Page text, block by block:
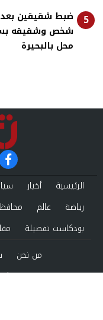
5
ضبط شقيقين بعد
شخص وشقيقه
محل بالبحيرة
الرئيسية أخبار
رياضة
عالم
بودكاست تفصيلة
من نحن